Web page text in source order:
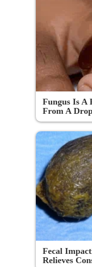
Fungus Is A
From A
Fecal
Relieves